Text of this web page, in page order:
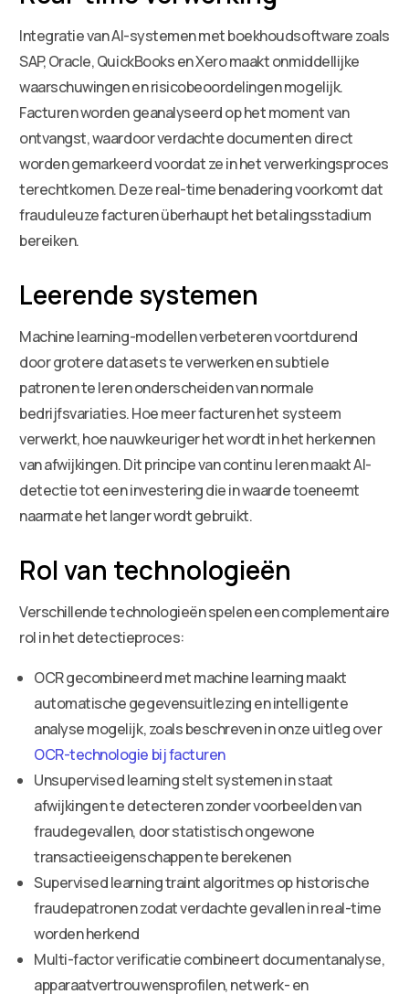
Integratie van AI-systemen met boekhoudsoftware zoals
SAP, Oracle, QuickBooks en Xero maakt onmiddellijke
waarschuwingen en risicobeoordelingen mogelijk.
Facturen worden geanalyseerd op het moment van
ontvangst, waardoor verdachte documenten direct
worden gemarkeerd voordat ze in het verwerkingsproces
terechtkomen. Deze real-time benadering voorkomt dat
frauduleuze facturen überhaupt het betalingsstadium
bereiken.
Leerende systemen
Machine learning-modellen verbeteren voortdurend
door grotere datasets te verwerken en subtiele
patronen te leren onderscheiden van normale
bedrijfsvariaties. Hoe meer facturen het systeem
verwerkt, hoe nauwkeuriger het wordt in het herkennen
van afwijkingen. Dit principe van continu leren maakt AI-
detectie tot een investering die in waarde toeneemt
naarmate het langer wordt gebruikt.
Rol van technologieën
Verschillende technologieën spelen een complementaire
rol in het detectieproces:
OCR gecombineerd met machine learning maakt
automatische gegevensuitlezing en intelligente
analyse mogelijk, zoals beschreven in onze uitleg over
OCR-technologie bij facturen
Unsupervised learning stelt systemen in staat
afwijkingen te detecteren zonder voorbeelden van
fraudegevallen, door statistisch ongewone
transactieeigenschappen te berekenen
Supervised learning traint algoritmes op historische
fraudepatronen zodat verdachte gevallen in real-time
worden herkend
Multi-factor verificatie combineert documentanalyse,
apparaatvertrouwensprofilen, netwerk- en